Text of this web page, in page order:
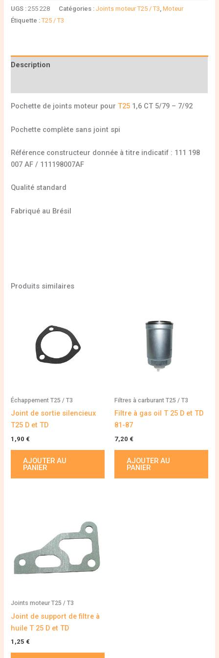
UGS :255 228 Catégories :Joints moteur T25 / T3,Moteur
Étiquette :T25 / T3
Description
Pochette de joints moteur pourT25 1,6 CT 5/79 – 7/92
Pochette complète sans joint spi
Référence constructeur donnée à titre indicatif : 111 198
007 AF / 111198007AF
Qualité standard
Fabriqué au Brésil
Produits similaires
Échappement T25 / T3
Joint de sortie silencieux
T25 D et TD
1,90 €
AJOUTER AU
PANIER
Filtres à carburant T25 / T3
Filtre à gas oil T 25 D et TD
81-87
7,20 €
AJOUTER AU
PANIER
Joints moteur T25 / T3
Joint de support de filtre à
huile T 25 D et TD
1,25 €